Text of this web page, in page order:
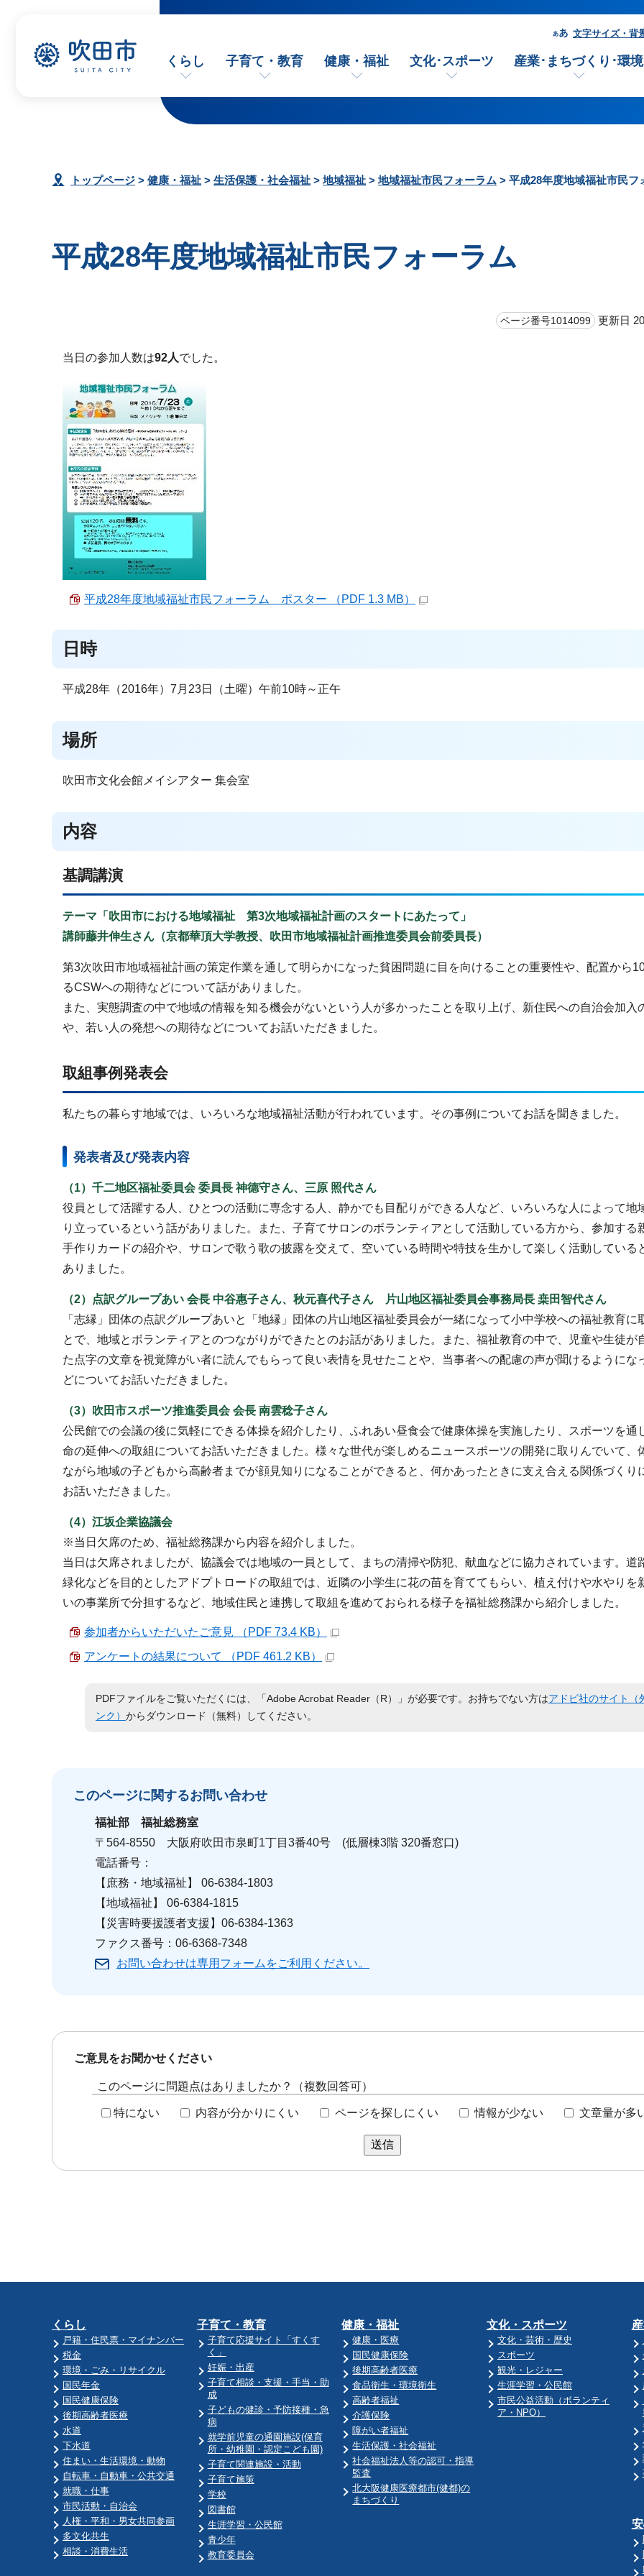
文字サイズ・背
くらし 子育て・教育 健康・福祉 文化･スポーツ 産業･まちづくり･環境
トップページ > 健康・福祉 > 生活保護・社会福祉 >地域福祉 >地域福祉市民フォーラム > 平成28年度地域福祉市民フ
平成28年度地域福祉市民フォーラム
ページ番号1014099 更新日
当日の参加人数は92人でした。
平成28年度地域福祉市民フォーラム ポスター （PDF 1.3 MB）
日時
平成28年（2016年）7月23日（土曜）午前10時～正午
場所
吹田市文化会館メイシアター 集会室
内容
基調講演
テーマ「吹田市における地域福祉 第3次地域福祉計画のスタートにあたって」
講師藤井伸生さん（京都華頂大学教授、吹田市地域福祉計画推進委員会前委員長）
第3次吹田市地域福祉計画の策定作業を通して明らかになった貧困問題に目を向けることの重要性や、配置から
るCSWへの期待などについて話がありました。
また、実態調査の中で地域の情報を知る機会がないという人が多かったことを取り上げ、新住民への自治会加入
や、若い人の発想への期待などについてお話いただきました。
取組事例発表会
私たちの暮らす地域では、いろいろな地域福祉活動が行われています。その事例についてお話を聞きました。
発表者及び発表内容
（1）千二地区福祉委員会 委員長 神德守さん、三原 照代さん
役員として活躍する人、ひとつの活動に専念する人、静かでも目配りができる人など、いろいろな人によって地
り立っているという話がありました。また、子育てサロンのボランティアとして活動している方から、参加する
手作りカードの紹介や、サロンで歌う歌の披露を交えて、空いている時間や特技を生かして楽しく活動している
ありました。
（2）点訳グループあい 会長 中谷惠子さん、秋元喜代子さん 片山地区福祉委員会事務局長 桒田智代さん
「志縁」団体の点訳グループあいと「地縁」団体の片山地区福祉委員会が一緒になって小中学校への福祉教育に
とで、地域とボランティアとのつながりができたとのお話がありました。また、福祉教育の中で、児童や生徒が
た点字の文章を視覚障がい者に読んでもらって良い表情を見せたことや、当事者への配慮の声が聞けるようにな
どについてお話いただきました。
（3）吹田市スポーツ推進委員会 会長 南雲稔子さん
公民館での会議の後に気軽にできる体操を紹介したり、ふれあい昼食会で健康体操を実施したり、スポーツを通
命の延伸への取組についてお話いただきました。様々な世代が楽しめるニュースポーツの開発に取りんでいて、
ながら地域の子どもから高齢者までが顔見知りになることができると、何かあったときに支え合える関係づくり
お話いただきました。
（4）江坂企業協議会
※当日欠席のため、福祉総務課から内容を紹介しました。
当日は欠席されましたが、協議会では地域の一員として、まちの清掃や防犯、献血などに協力されています。道
緑化などを目的としたアドプトロードの取組では、近隣の小学生に花の苗を育ててもらい、植え付けや水やりを
いの事業所で分担するなど、地域住民と連携して取組を進めておられる様子を福祉総務課から紹介しました。
参加者からいただいたご意見 （PDF 73.4 KB）
アンケートの結果について （PDF 461.2 KB）
PDFファイルをご覧いただくには、「Adobe Acrobat Reader（R）」が必要です。お持ちでない方はアドビ社のサイト（
ンク） からダウンロード（無料）してください。
このページに関するお問い合わせ
福祉部 福祉総務室
〒564-8550 大阪府吹田市泉町1丁目3番40号 (低層棟3階 320番窓口)
電話番号：
【庶務・地域福祉】 06-6384-1803
【地域福祉】 06-6384-1815
【災害時要援護者支援】06-6384-1363
ファクス番号：06-6368-7348
お問い合わせは専用フォームをご利用ください。
ご意見をお聞かせください
このページに問題点はありましたか？（複数回答可）
特にない 内容が分かりにくい ページを探しにくい 情報が少ない 文章量が多
送信
くらし
戸籍・住民票・マイナンバー
税金
環境・ごみ・リサイクル
国民年金
国民健康保険
後期高齢者医療
水道
下水道
住まい・生活環境・動物
自転車・自動車・公共交通
就職・仕事
市民活動・自治会
人権・平和・男女共同参画
多文化共生
相談・消費生活
子育て・教育
子育て応援サイト「すくす
く」
妊娠・出産
子育て相談・支援・手当・助
成
子どもの健診・予防接種・急
病
就学前児童の通園施設(保育
所・幼稚園・認定こども園)
子育て関連施設・活動
子育て施策
学校
図書館
生涯学習・公民館
青少年
教育委員会
健康・福祉
健康・医療
国民健康保険
後期高齢者医療
食品衛生・環境衛生
高齢者福祉
介護保険
障がい者福祉
生活保護・社会福祉
社会福祉法人等の認可・指導
監査
北大阪健康医療都市(健都)の
まちづくり
文化・スポーツ
文化・芸術・歴史
スポーツ
観光・レジャー
生涯学習・公民館
市民公益活動（ボランティ
ア・NPO）